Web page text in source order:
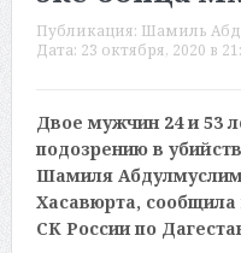
Публикация: Шамиль
Дата: 23 октября, 2020 в
Двое мужчин 24 и 53
подозрению в
Шамиля
Хасавюрта, сообщила
СК России по